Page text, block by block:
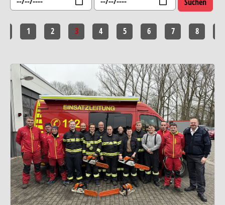
1 2 3 4 5 6 7 8